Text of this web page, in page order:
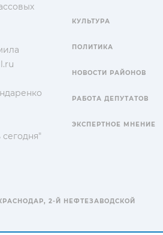
КУЛЬТУРА
ПОЛИТИКА
НОВОСТИ РАЙОНОВ
РАБОТА ДЕПУТАТОВ
ЭКСПЕРТНОЕ МНЕНИЕ
КРАСНОДАР, 2-Й НЕФТЕЗАВОДСКОЙ